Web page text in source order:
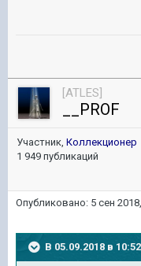
[ATLES]
__PROF
Участник, Коллекционер
1 949 публикаций
Опубликовано: 5 сен
В 05.09.2018 в